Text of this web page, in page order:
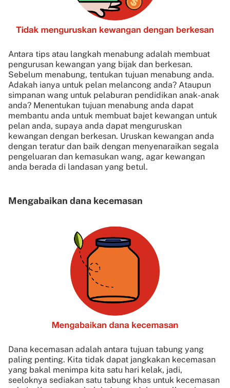
Antara tips atau langkah menabung adalah membuat
pengurusan kewangan yang bijak dan berkesan.
Sebelum menabung, tentukan tujuan menabung anda.
Adakah ianya untuk pelan melancong anda? Ataupun
simpanan wang untuk pelaburan pendidikan anak-anak
anda? Menentukan tujuan menabung anda dapat
membantu anda untuk membuat bajet kewangan untuk
pelan anda, supaya anda dapat menguruskan
kewangan dengan berkesan. Uruskan kewangan anda
dengan teratur dan baik dengan menyenaraikan segala
pengeluaran dan kemasukan wang, agar kewangan
anda berada di landasan yang betul.
Mengabaikan dana kecemasan
Dana kecemasan adalah antara tujuan tabung yang
paling penting. Kita tidak dapat jangkakan kecemasan
yang bakal menimpa kita satu hari kelak, jadi,
seeloknya sediakan satu tabung khas untuk kecemasan